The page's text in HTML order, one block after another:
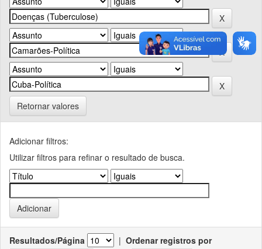
Retornar valores
Adicionar filtros:
Utilizar filtros para refinar o resultado de busca.
Resultados/Página | Ordenar registros por